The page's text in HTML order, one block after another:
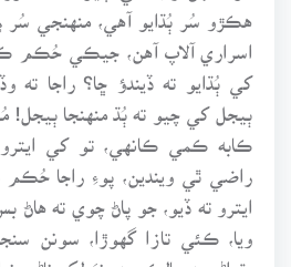
هڪڙو سُر ٻُڌايو آهي، منهنجي
اسراري آلاپ آهن، جيڪي حُڪم
کي ٻُڌايو ته ڏيندؤ ڇا؟ راجا ته
ٻيجل کي چيو ته ٻُڌ منهنجا ٻيجل!
ڪابه ڪمي ڪانهي، تو کي
راضي ٿي ويندين، پوءِ راجا
ايترو ته ڏيو، جو پاڻ چوي ته هاڻ
ويا، ڪئي تازا گهوڙا، سونن
پٿراڻيون، پالڪيون، نوَ لک